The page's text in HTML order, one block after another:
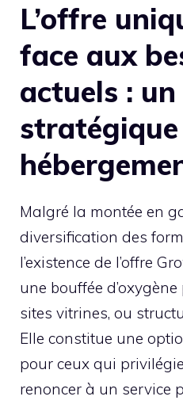
L’offre
face aux
actuels :
Malgré la montée en
diversification des
l’existence de l’offre
une bouffée
sites vitrines, ou
Elle constitue une
pour ceux qui
renoncer à un service